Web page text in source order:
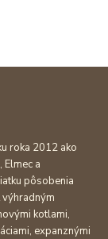
roka 2012 ako
a
pôsobenia
kotlami,
expanznými